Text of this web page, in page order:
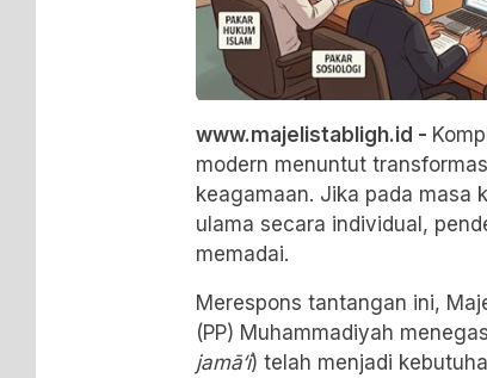
www.majelistabligh.id -
modern menuntut
keagamaan. Jika pada masa
ulama secara individual,
memadai.
Merespons tantangan ini,
(PP) Muhammadiyah
jamā‘i) telah menjadi